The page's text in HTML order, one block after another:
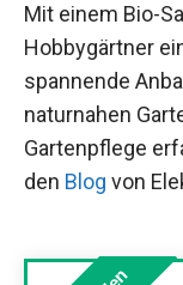
Mit einem Bio-
Hobbygärtner
spannende
naturnahen
Gartenpflege
den Blog von